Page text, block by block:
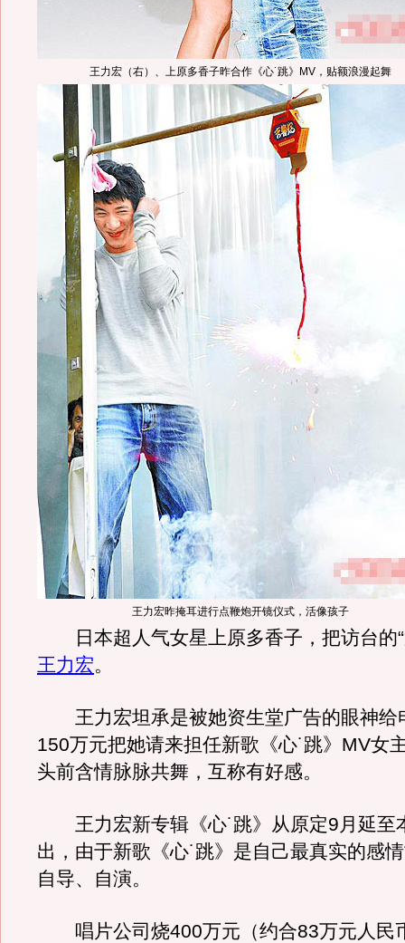
王力宏（右）、上原多香子昨合作《心˙跳》MV，贴额浪漫起舞
王力宏昨掩耳进行点鞭炮开镜仪式，活像孩子
日本超人气女星上原多香子，把访台的“
王力宏。
王力宏坦承是被她资生堂广告的眼神给
150万元把她请来担任新歌《心˙跳》MV女
头前含情脉脉共舞，互称有好感。
王力宏新专辑《心˙跳》从原定9月延至
出，由于新歌《心˙跳》是自己最真实的感
自导、自演。
唱片公司烧400万元（约合83万元人民